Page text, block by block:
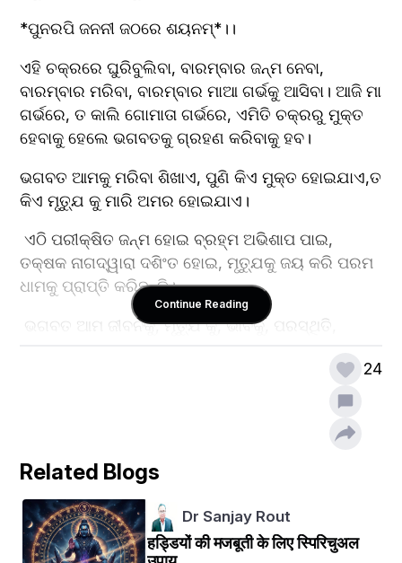
*ପୁନରପି ଜନନୀ ଜଠରେ ଶୟନମ୍*।।
ଏହି ଚକ୍ରରେ ଘୁରିବୁଲିବା, ବାରମ୍ବାର ଜନ୍ମ ନେବା,
ବାରମ୍ବାର ମରିବା, ବାରମ୍ବାର ମାଆ ଗର୍ଭକୁ ଆସିବା। ଆଜି ମା
ଗର୍ଭରେ, ତ କାଲି ଗୋମାତା ଗର୍ଭରେ, ଏମିତି ଚକ୍ରରୁ ମୁକ୍ତ
ହେବାକୁ ହେଲେ ଭଗବତକୁ ଗ୍ରହଣ କରିବାକୁ ହବ।
ଭଗବତ ଆମକୁ ମରିବା ଶିଖାଏ, ପୁଣି କିଏ ମୁକ୍ତ ହୋଇଯାଏ,ତ
କିଏ ମୃତ୍ଯୁ କୁ ମାରି ଅମର ହୋଇଯାଏ।
ଏଠି ପରୀକ୍ଷିତ ଜନ୍ମ ହୋଇ ବ୍ରହ୍ମ ଅଭିଶାପ ପାଇ,
ତକ୍ଷକ ନାଗଦ୍ୱାରା ଦଶିଂତ ହୋଇ, ମୃତ୍ଯୁକୁ ଜୟ କରି ପରମ
ଧାମକୁ ପ୍ରାପ୍ତି କରିଛନ୍ତି।
ଭଗବତ ଆମ ଜୀବନକୁ, ମୃତ୍ଯୁ କୁ, ଭାବକୁ, ପରସ୍ଥିତି,
ଆତ୍ମା, ପ୍ରେତତ୍ମା, ଜୀବ, ଜନ୍ତୁ, ପାଣି, ପବନ, ଗଛ, ଲତା
ଶ୍ରୀମଦ୍ଭାଗବତର ଦ୍ୱାଦଶ ଅଧ୍ଯାୟରେ ପରୀକ୍ଷିତଙ୍କ
ଜନ୍ମ ହେବାକ୍ଷଣି ଚାରିଆଡକୁ ଚାହିଁବାର ଲାଗିଲେ। ମାତାର
ଗର୍ଭରେ ଯେଉଁ ଚତୁର୍ଭୁଜ ପୁରୁଷଙ୍କୁ ଦେଖିଥିଲେ,ଏବେ
ବାହାରକୁ ଆସି ସେ ତାଙ୍କୁ ଦେଖିବାକୁ ପାଉ ନାହାନ୍ତି।
ଚତୁର୍ଦ୍ଦିଗକୁ ତନ୍ନ ତନ୍ନ କରି ସେ ତାଙ୍କୁ ଖୋଜୁଛନ୍ତି ସେ
Continue Reading
24
Related Blogs
Dr Sanjay Rout
हड्डियों की मजबूती के लिए स्पिरिचुअल